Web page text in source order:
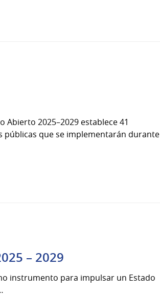
Abierto 2025–2029 establece 41
que se implementarán durante
– 2029
instrumento para impulsar un Estado